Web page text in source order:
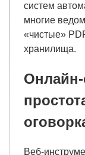
систем
многие
«чистые»
хранилища.
Веб-